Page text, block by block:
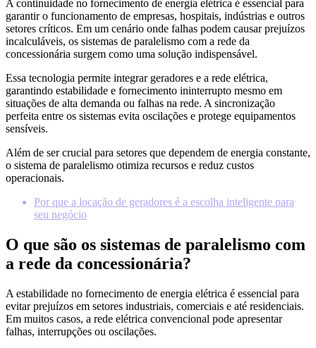
A continuidade no fornecimento de energia elétrica é essencial para
garantir o funcionamento de empresas, hospitais, indústrias e outros
setores críticos. Em um cenário onde falhas podem causar prejuízos
incalculáveis, os sistemas de paralelismo com a rede da
concessionária surgem como uma solução indispensável.
Essa tecnologia permite integrar geradores e a rede elétrica,
garantindo estabilidade e fornecimento ininterrupto mesmo em
situações de alta demanda ou falhas na rede. A sincronização
perfeita entre os sistemas evita oscilações e protege equipamentos
sensíveis.
Além de ser crucial para setores que dependem de energia constante,
o sistema de paralelismo otimiza recursos e reduz custos
operacionais.
Por que a locação de geradores é a escolha inteligente para
seu negócio
O que são os sistemas de paralelismo com
a rede da concessionária?
A estabilidade no fornecimento de energia elétrica é essencial para
evitar prejuízos em setores industriais, comerciais e até residenciais.
Em muitos casos, a rede elétrica convencional pode apresentar
falhas, interrupções ou oscilações.